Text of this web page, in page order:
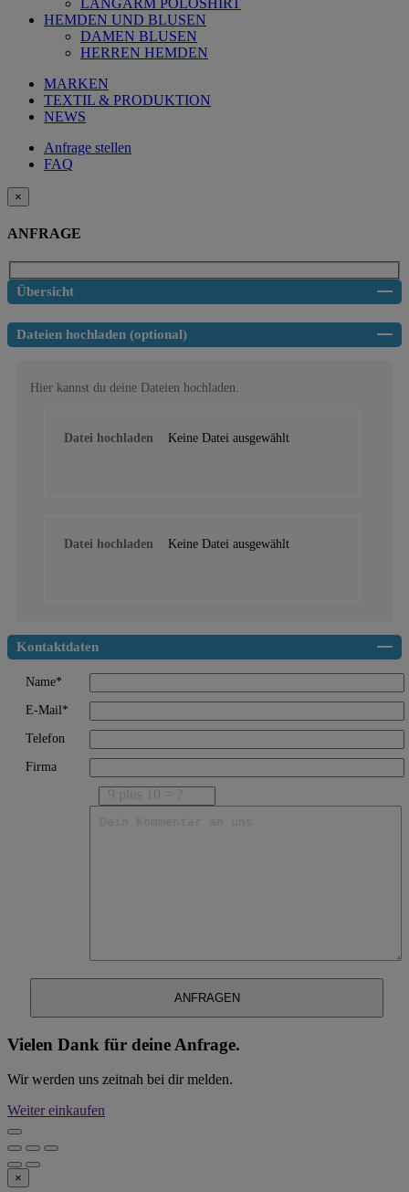
HEMDEN UND BLUSEN
DAMEN BLUSEN
HERREN HEMDEN
MARKEN
TEXTIL & PRODUKTION
NEWS
Anfrage stellen
FAQ
×
ANFRAGE
Übersicht
Dateien hochladen (optional)
Hier kannst du deine Dateien hochladen.
Datei hochladen Keine Datei ausgewählt
Datei hochladen Keine Datei ausgewählt
Kontaktdaten
Name*
E-Mail*
Telefon
Firma
Vielen Dank für deine Anfrage.
Wir werden uns zeitnah bei dir melden.
Weiter einkaufen
×